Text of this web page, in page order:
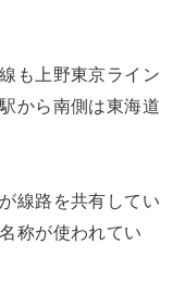
も上野東京ライン
から南側は東海道
線路を共有してい
称が使われてい